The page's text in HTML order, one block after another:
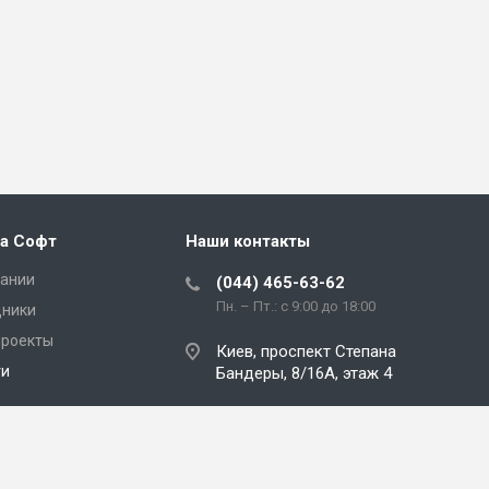
Софт Наши контакты
(044) 465-63-62
Пн. – Пт.: с 9:00 до 18:00
Киев, проспект Степана
Бандеры, 8/16А, этаж 4